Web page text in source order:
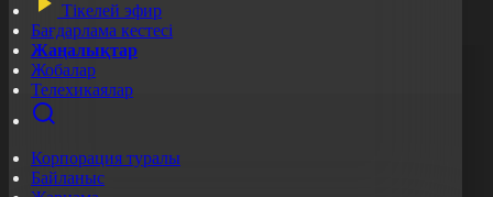
Тікелей эфир
Бағдарлама кестесі
Жаңалықтар
Жобалар
Телехикаялар
Корпорация туралы
Байланыс